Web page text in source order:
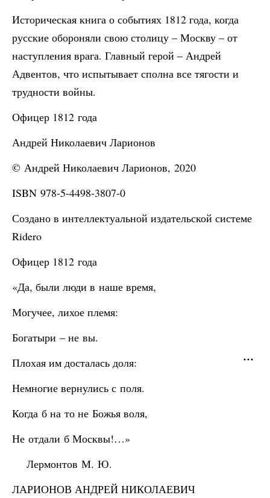
Историческая книга о событиях 1812 года, когда
русские обороняли свою столицу – Москву – от
наступления врага. Главный герой – Андрей
Адвентов, что испытывает сполна все тягости и
трудности войны.
Офицер 1812 года
Андрей Николаевич Ларионов
© Андрей Николаевич Ларионов, 2020
ISBN 978-5-4498-3807-0
Создано в интеллектуальной издательской системе
Ridero
Офицер 1812 года
«Да, были люди в наше время,
Могучее, лихое племя:
Богатыри – не вы.
Плохая им досталась доля:
Немногие вернулись с поля.
Когда б на то не Божья воля,
Не отдали б Москвы!…»
Лермонтов М. Ю.
ЛАРИОНОВ АНДРЕЙ НИКОЛАЕВИЧ